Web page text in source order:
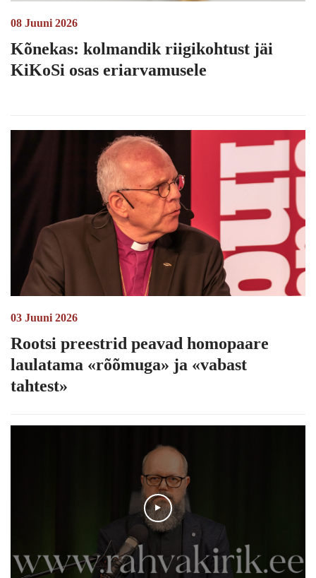
08 Juuni 2026
Kõnekas: kolmandik riigikohtust jäi
KiKoSi osas eriarvamusele
03 Juuni 2026
Rootsi preestrid peavad homopaare
laulatama «rõõmuga» ja «vabast
tahtest»
Play